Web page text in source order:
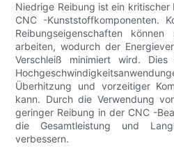
Niedrige Reibung ist ein
CNC -Kunststoffkomponenten.
Reibungseigenschaften
arbeiten, wodurch der
Verschleiß minimiert wird.
Überhitzung und vorzeitiger
kann. Durch die Verwendung
geringer Reibung in der CNC -
die Gesamtleistung und
verbessern.